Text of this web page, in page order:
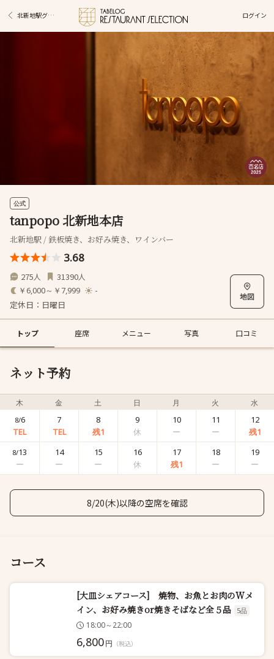
北新地駅グルメ ログイン
公式
tanpopo 北新地本店
北新地駅 / 鉄板焼き、お好み焼き、ワインバー
3.68
275人 31390人
￥6,000～￥7,999 -
定休日：日曜日
トップ 座席 メニュー 写真 口コミ
ネット予約
木 金 土 日 月 火 水
8/6 7 8 9 10 11 12
8/13 14 15 16 17 18 19
8/20(木)以降の空席を確認
コース
[大皿シェアコース] 焼物、お魚とお肉のWメ
イン、お好み焼きor焼きそばなど全５品
5品
18:00～22:00
6,800円 （税込）